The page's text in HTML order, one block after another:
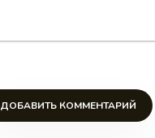
ДОБАВИТЬ КОММЕНТАРИЙ